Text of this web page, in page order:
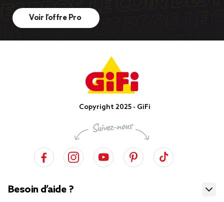
Voir l’offre Pro
Copyright 2025 - GiFi
Besoin d’aide ?